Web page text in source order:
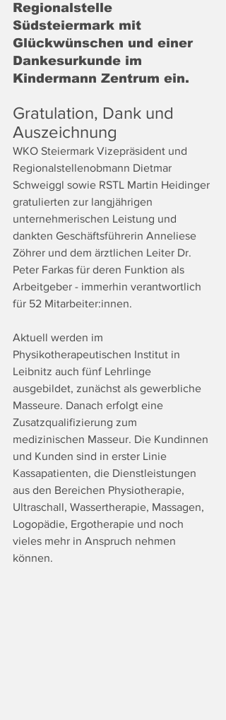
Regionalstelle
Südsteiermark mit
Glückwünschen und einer
Dankesurkunde im
Kindermann Zentrum ein.
Gratulation, Dank und
Auszeichnung
WKO Steiermark Vizepräsident und
Regionalstellenobmann Dietmar
Schweiggl sowie RSTL Martin Heidinger
gratulierten zur langjährigen
unternehmerischen Leistung und
dankten Geschäftsführerin Anneliese
Zöhrer und dem ärztlichen Leiter Dr.
Peter Farkas für deren Funktion als
Arbeitgeber - immerhin verantwortlich
für 52 Mitarbeiter:innen.
Aktuell werden im
Physikotherapeutischen Institut in
Leibnitz auch fünf Lehrlinge
ausgebildet, zunächst als gewerbliche
Masseure. Danach erfolgt eine
Zusatzqualifizierung zum
medizinischen Masseur. Die Kundinnen
und Kunden sind in erster Linie
Kassapatienten, die Dienstleistungen
aus den Bereichen Physiotherapie,
Ultraschall, Wassertherapie, Massagen,
Logopädie, Ergotherapie und noch
vieles mehr in Anspruch nehmen
können.